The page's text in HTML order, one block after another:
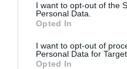
I want to opt-out of the
Personal Data.
Opted In
I want to opt-out of
Personal Data for
Opted In